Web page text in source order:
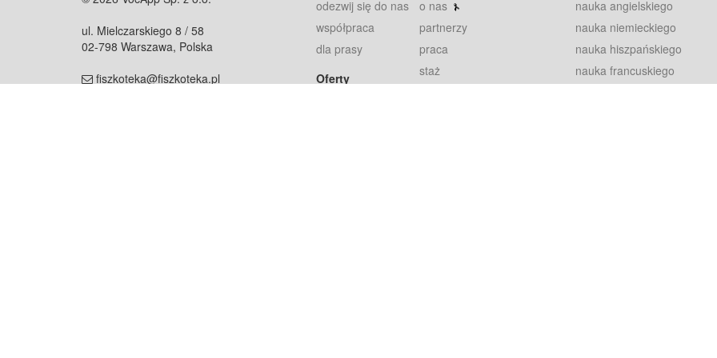
ul. Mielczarskiego 8 / 58
02-798 Warszawa, Polska
fiszkoteka@fiszkoteka.pl
odezwij się do nas
współpraca
dla prasy
Oferty
o nas
partnerzy
praca
staż
nauka angielskiego
nauka niemieckiego
nauka hiszpańskiego
nauka francuskiego